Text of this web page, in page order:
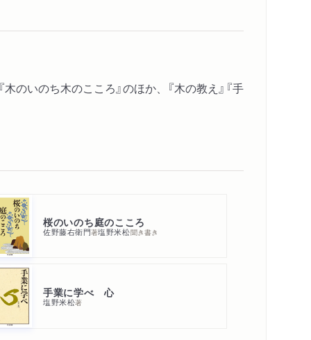
いのち木のこころ』のほか、『木の教え』『手
桜のいのち庭のこころ
佐野藤右衛門著塩野米松聞き書き
手業に学べ 心
塩野米松著